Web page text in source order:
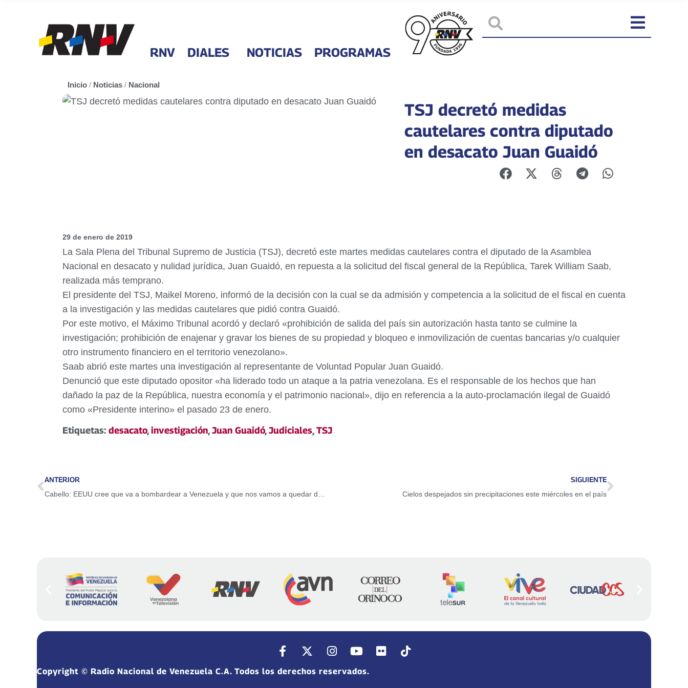
RNV DIALES NOTICIAS PROGRAMAS
Inicio / Noticias / Nacional
TSJ decretó medidas
cautelares contra diputado
en desacato Juan Guaidó
29 de enero de 2019
La Sala Plena del Tribunal Supremo de Justicia (TSJ), decretó este martes medidas cautelares contra el diputado de la Asamblea
Nacional en desacato y nulidad jurídica, Juan Guaidó, en repuesta a la solicitud del fiscal general de la República, Tarek William Saab,
realizada más temprano.
El presidente del TSJ, Maikel Moreno, informó de la decisión con la cual se da admisión y competencia a la solicitud de el fiscal en cuenta
a la investigación y las medidas cautelares que pidió contra Guaidó.
Por este motivo, el Máximo Tribunal acordó y declaró «prohibición de salida del país sin autorización hasta tanto se culmine la
investigación; prohibición de enajenar y gravar los bienes de su propiedad y bloqueo e inmovilización de cuentas bancarias y/o cualquier
otro instrumento financiero en el territorio venezolano».
Saab abrió este martes una investigación al representante de Voluntad Popular Juan Guaidó.
Denunció que este diputado opositor «ha liderado todo un ataque a la patria venezolana. Es el responsable de los hechos que han
dañado la paz de la República, nuestra economía y el patrimonio nacional», dijo en referencia a la auto-proclamación ilegal de Guaidó
como «Presidente interino» el pasado 23 de enero.
Etiquetas: desacato,investigación,Juan Guaidó,Judiciales,TSJ
ANTERIOR
Cabello: EEUU cree que va a bombardear a Venezuela y que nos vamos a quedar de brazos cruzados
SIGUIENTE
Cielos despejados sin precipitaciones este miércoles en el país
Copyright © Radio Nacional de Venezuela C.A. Todos los derechos reservados.